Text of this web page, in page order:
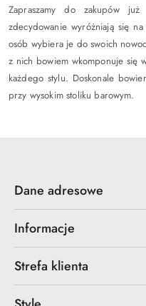
Zapraszamy do zakupów
zdecydowanie wyróżniają się
osób wybiera je do swoich
z nich bowiem wkomponuje się
każdego stylu. Doskonale
przy wysokim stoliku barowym.
Dane adresowe
Informacje
Strefa klienta